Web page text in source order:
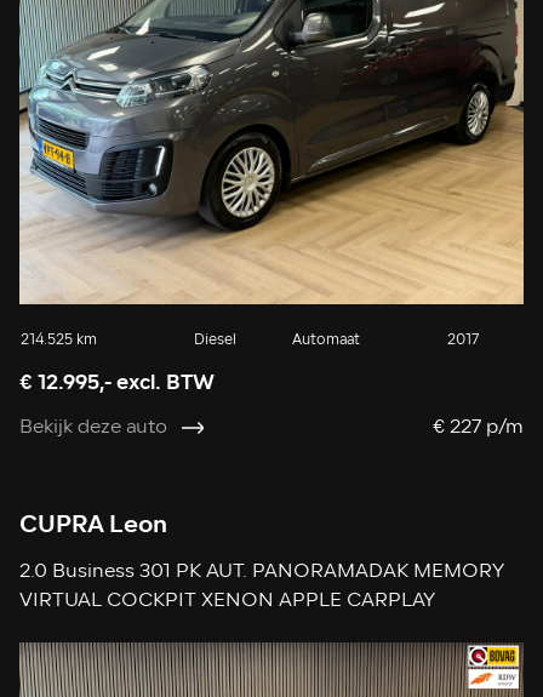
214.525 km Diesel Automaat 2017
€ 12.995,- excl. BTW
Bekijk deze auto € 227 p/m
CUPRA Leon
2.0 Business 301 PK AUT. PANORAMADAK MEMORY
VIRTUAL COCKPIT XENON APPLE CARPLAY